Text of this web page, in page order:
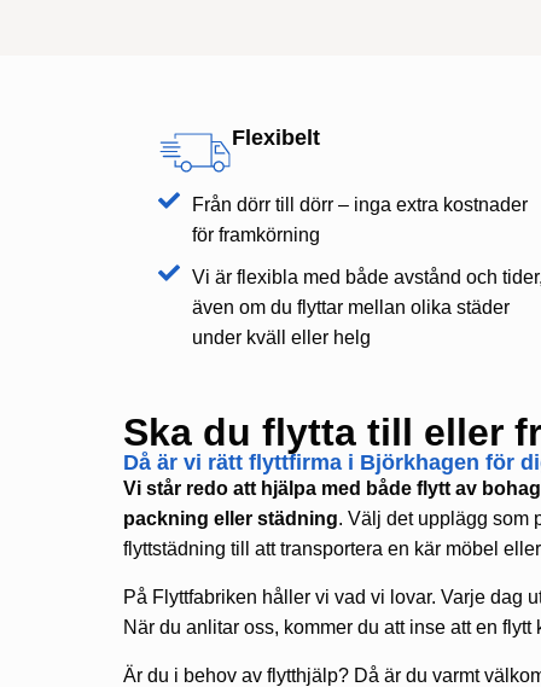
Flexibelt
Från dörr till dörr – inga extra kostnader
för framkörning
Vi är flexibla med både avstånd och tider,
även om du flyttar mellan olika städer
under kväll eller helg
Ska du flytta till eller
Då är vi rätt flyttfirma i Björkhagen för
Vi står redo att hjälpa med både flytt av
packning eller städning. Välj det upplägg som
flyttstädning till att transportera en kär möbel
På Flyttfabriken håller vi vad vi lovar. Varje dag
När du anlitar oss, kommer du att inse att en
Är du i behov av flytthjälp? Då är du varmt